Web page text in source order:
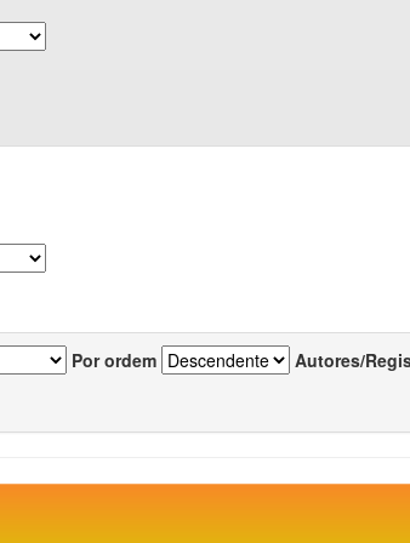
Por ordem Autores/